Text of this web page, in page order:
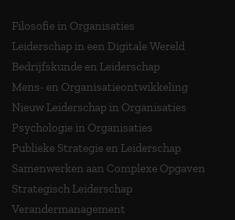
Filosofie in Organisaties
Leiderschap in een Digitale Wereld
Bedrijfskunde en Leiderschap
Mens- en Organisatieontwikkeling
Nieuw Leiderschap in Organisaties
Psychologie in Organisaties
Publieke Strategie en Leiderschap
Samenwerken aan Complexe Opgaven
Strategisch Leiderschap
Verandermanagement